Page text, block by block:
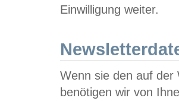
Einwilligung weiter.
Wenn sie den auf der
benötigen wir von